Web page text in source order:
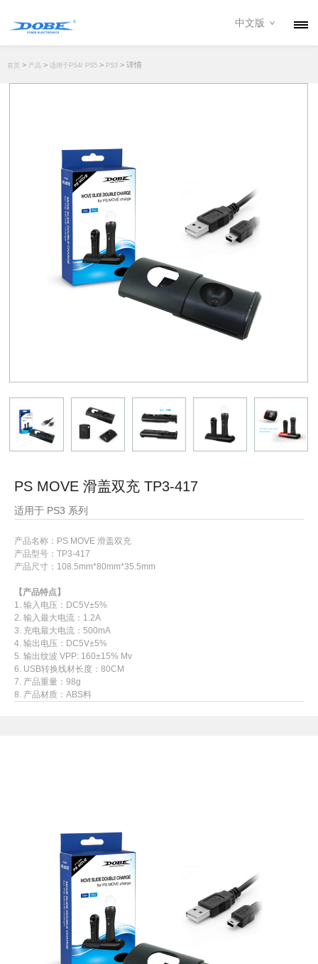
资讯
联系我们
下载专区
中文版
首页 > 产品 > 适用于PS4/ PS5 > PS3 > 详情
PS MOVE 滑盖双充 TP3-417
适用于 PS3 系列
产品名称： PS MOVE 滑盖双充
产品型号： TP3-417
产品尺寸：108.5mm*80mm*35.5mm
【产品特点】
1. 输入电压：DC5V±5%
2. 输入最大电流：1.2A
3. 充电最大电流：500mA
4. 输出电压：DC5V±5%
5. 输出纹波 VPP: 160±15% Mv
6. USB转换线材长度：80CM
7. 产品重量：98g
8. 产品材质：ABS料